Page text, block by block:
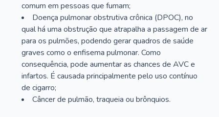
comum em pessoas que fumam;
Doença pulmonar obstrutiva crônica (DPOC), no
qual há uma obstrução que atrapalha a passagem de ar
para os pulmões, podendo gerar quadros de saúde
graves como o enfisema pulmonar. Como
consequência, pode aumentar as chances de AVC e
infartos. É causada principalmente pelo uso contínuo
de cigarro;
Câncer de pulmão, traqueia ou brônquios.